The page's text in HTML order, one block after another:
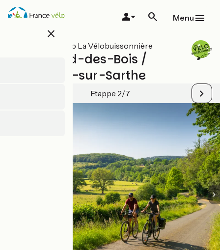
Overslaan
en
close
Menu
Alle etappes op La Vélobuissonnière
St-Léonard-des-Bois /
Beaumont-sur-Sarthe
Etappe 2/7